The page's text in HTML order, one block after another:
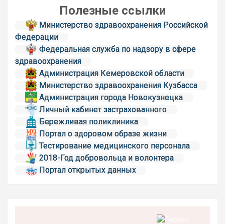
Полезные ссылки
Министерство здравоохранения Российской
Федерации
Федеральная служба по надзору в сфере
здравоохранения
Администрация Кемеровской области
Министерство здравоохранения Кузбасса
Администрация города Новокузнецка
Личный кабинет застрахованного
Бережливая поликлиника
Портал о здоровом образе жизни
Тестирование медицинского персонала
2018-Год добровольца и волонтера
Портал открытых данных